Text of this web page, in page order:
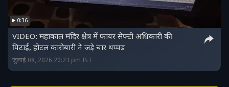
0:36
VIDEO: महाकाल मंदिर क्षेत्र में फायर सेफ्टी अधिकारी की
पिटाई, होटल कारोबारी ने जड़े चार थप्पड़
जुलाई 08, 2026 20:23 pm IST